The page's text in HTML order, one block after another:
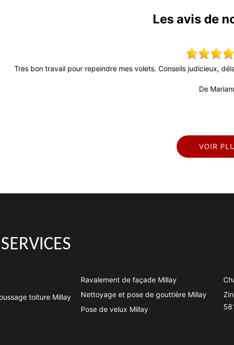
Les avis de
Tres bon travail pour repeindre mes volets. Conseils judicieux,
De
VOIR
toiture Millay
Ravalement de façade Millay
Nettoyage et pose de gouttière Millay
Pose de velux Millay